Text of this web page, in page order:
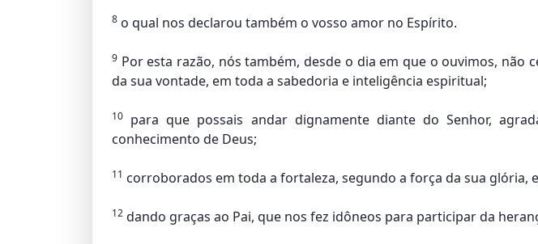
8 o qual nos declarou também o vosso amor no Espírito.
9 Por esta razão, nós também, desde o dia em que o ouvimos,
da sua vontade, em toda a sabedoria e inteligência espiritual;
10 para que possais andar dignamente diante do Senhor,
conhecimento de Deus;
11 corroborados em toda a fortaleza, segundo a força da sua glória,
12 dando graças ao Pai, que nos fez idôneos para participar da